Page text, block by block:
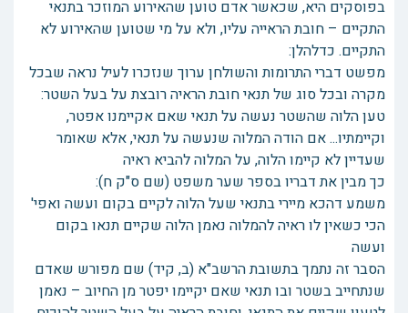
בפוסקים היא, שכאשר אדם טוען שהאירוע המוזכר בתנאי
התקיים – חובת הראייה עליו, ולא על מי שטוען שהאירוע לא
התקיים. כדלהלן:
מפשט דברי התרומות והשולחן ערוך שנזכרו לעיל נראה שבכל
מקרה ובכל סוג של תנאי חובת הראיה רובצת על בעל השטר:
טען הלוה שהשטר נעשה על תנאי שאם אקיימנו אפטר,
וקיימתיו... אם הודה המלוה שנעשה על תנאי, אלא שאומר
שעדיין לא קיימו הלוה, על המלוה להביא ראיה
כך מבין את דבריו בספר שער משפט (שם ס"ק ח):
משמע דהכא מיירי בתנאי שעל הלוה לקיים בקום ועשה ואפי'
הכי כשאין לו ראיה להמלוה נאמן הלוה שקיים תנאו בקום
ועשה
הסבר זה נתמך בתשובת הרשב"א (ב, קיד) שם מפורש שאדם
שנתחייב בשטר ובו תנאי שאם יקיימו יפטר מן החיוב – נאמן